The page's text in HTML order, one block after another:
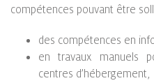
compétences pouvant être
des compétences en
en travaux manuels
centres d’hébergement,